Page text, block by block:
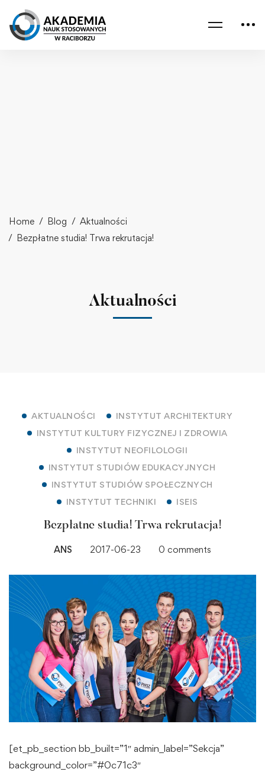
Home Blog
Aktualności
Bezpłatne studia! Trwa rekrutacja!
Aktualności
AKTUALNOŚCI
INSTYTUT ARCHITEKTURY
INSTYTUT KULTURY FIZYCZNEJ I ZDROWIA
INSTYTUT NEOFILOLOGII
INSTYTUT STUDIÓW EDUKACYJNYCH
INSTYTUT STUDIÓW SPOŁECZNYCH
INSTYTUT TECHNIKI
ISEIS
Bezpłatne studia! Trwa rekrutacja!
ANS 2017-06-23 0 comments
[et_pb_section bb_built=”1″ admin_label=”Sekcja”
background_color=”#0c71c3″